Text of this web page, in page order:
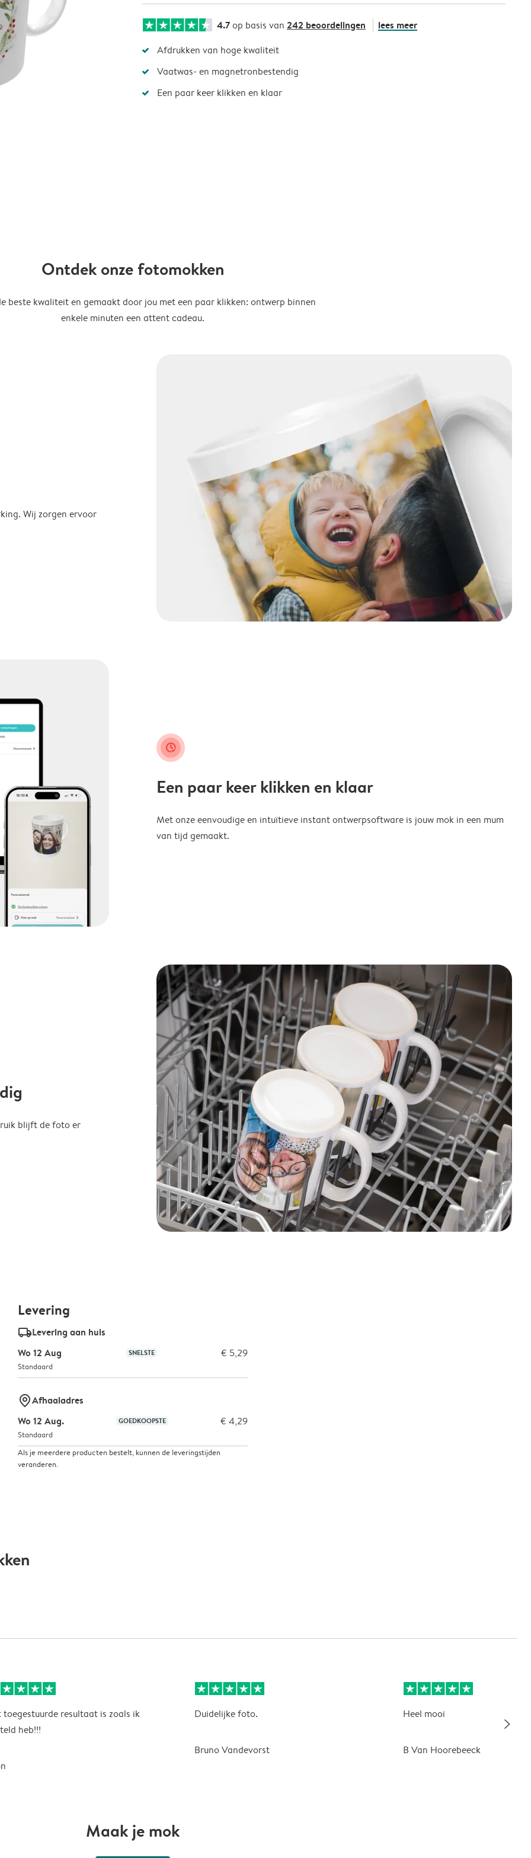
4.7op basis van 242 beoordelingen lees meer
Afdrukken van hoge kwaliteit
Vaatwas- en magnetronbestendig
Een paar keer klikken en klaar
Ontdek onze fotomokken
beste kwaliteit en gemaakt door jou met een paar klikken: ontwerp binnen
enkele minuten een attent cadeau.
Wij zorgen ervoor
clock_check
Een paar keer klikken en klaar
Met onze eenvoudige en intuïtieve instant ontwerpsoftware is jouw mok in een mum
van tijd gemaakt.
blijft de foto er
Levering
delivery_standard_v2Levering aan huis
Wo 12 Aug
SNELSTE € 5,29
Standaard
marker-pinAfhaaladres
Wo 12 Aug.
GOEDKOOPSTE € 4,29
Standaard
Als je meerdere producten bestelt, kunnen de leveringstijden
veranderen.
toegestuurde resultaat is zoals ik
heb!!!
Duidelijke foto.
Bruno Vandevorst
Heel mooi
B Van Hoorebeeck
slim_arrow_right
Maak je mok